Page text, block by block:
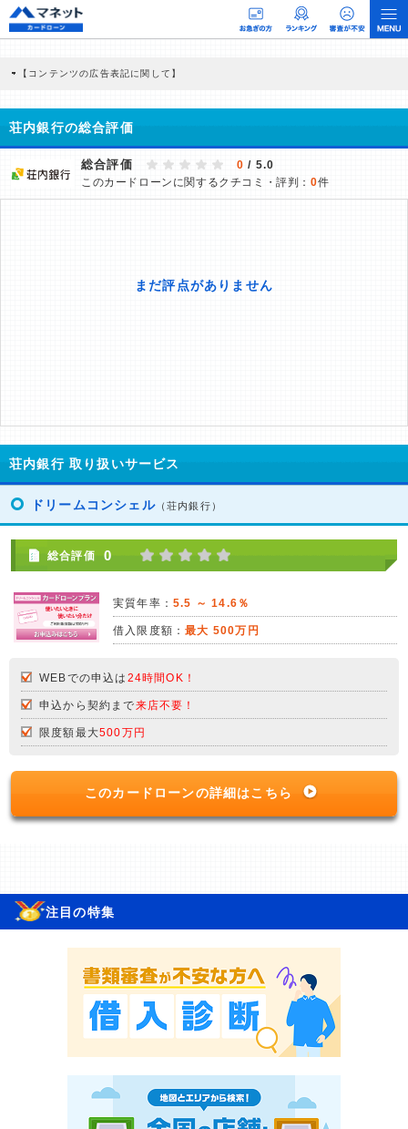
【コンテンツの広告表記に関して】
商品を根拠なくPRするものではなく、当編集部の調査／ユーザーへの口コミ収集な
どに基づき、公平性を担保した情報提供を行っています。
荘内銀行の総合評価
総合評価 0 / 5.0
このカードローンに関するクチコミ・評判： 0件
荘内銀行 取り扱いサービス
ドリームコンシェル（荘内銀行）
総合評価 0
実質年率： 5.5 ～ 14.6％
借入限度額：最大 500万円
WEBでの申込は 24時間OK！
申込から契約まで来店不要！
限度額最大500万円
このカードローンの詳細はこちら
注目の特集